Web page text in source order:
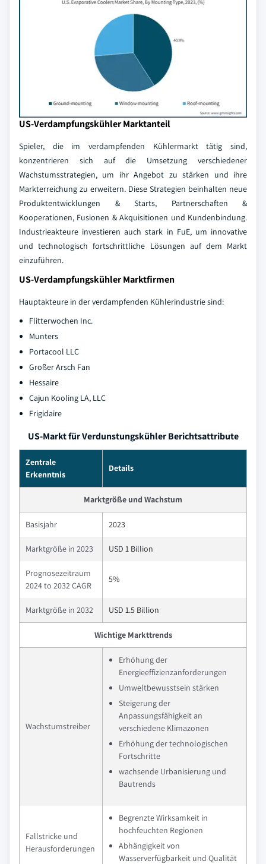
US-Verdampfungskühler Marktanteil
Spieler, die im verdampfenden Kühlermarkt tätig sind,
konzentrieren sich auf die Umsetzung verschiedener
Wachstumsstrategien, um ihr Angebot zu stärken und ihre
Markterreichung zu erweitern. Diese Strategien beinhalten neue
Produktentwicklungen & Starts, Partnerschaften &
Kooperationen, Fusionen & Akquisitionen und Kundenbindung.
Industrieakteure investieren auch stark in FuE, um innovative
und technologisch fortschrittliche Lösungen auf dem Markt
einzuführen.
US-Verdampfungskühler Marktfirmen
Hauptakteure in der verdampfenden Kühlerindustrie sind:
Flitterwochen Inc.
Munters
Portacool LLC
Großer Arsch Fan
Hessaire
Cajun Kooling LA, LLC
Frigidaire
US-Markt für Verdunstungskühler Berichtsattribute
Zentrale
Erkenntnis
Details
Marktgröße und Wachstum
Basisjahr 2023
Marktgröße in 2023 USD 1 Billion
Prognosezeitraum
2024 to 2032 CAGR
5%
Marktgröße in 2032 USD 1.5 Billion
Wichtige Markttrends
Wachstumstreiber
Erhöhung der
Energieeffizienzanforderungen
Umweltbewusstsein stärken
Steigerung der
Anpassungsfähigkeit an
verschiedene Klimazonen
Erhöhung der technologischen
Fortschritte
wachsende Urbanisierung und
Bautrends
Fallstricke und
Herausforderungen
Begrenzte Wirksamkeit in
hochfeuchten Regionen
Abhängigkeit von
Wasserverfügbarkeit und Qualität